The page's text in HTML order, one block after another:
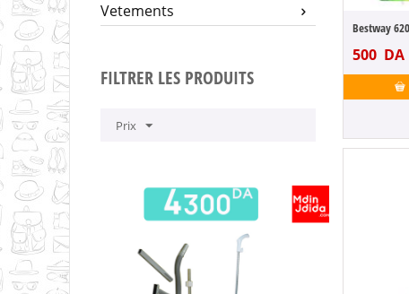
Vetements
FILTRER LES PRODUITS
Prix
500 DA